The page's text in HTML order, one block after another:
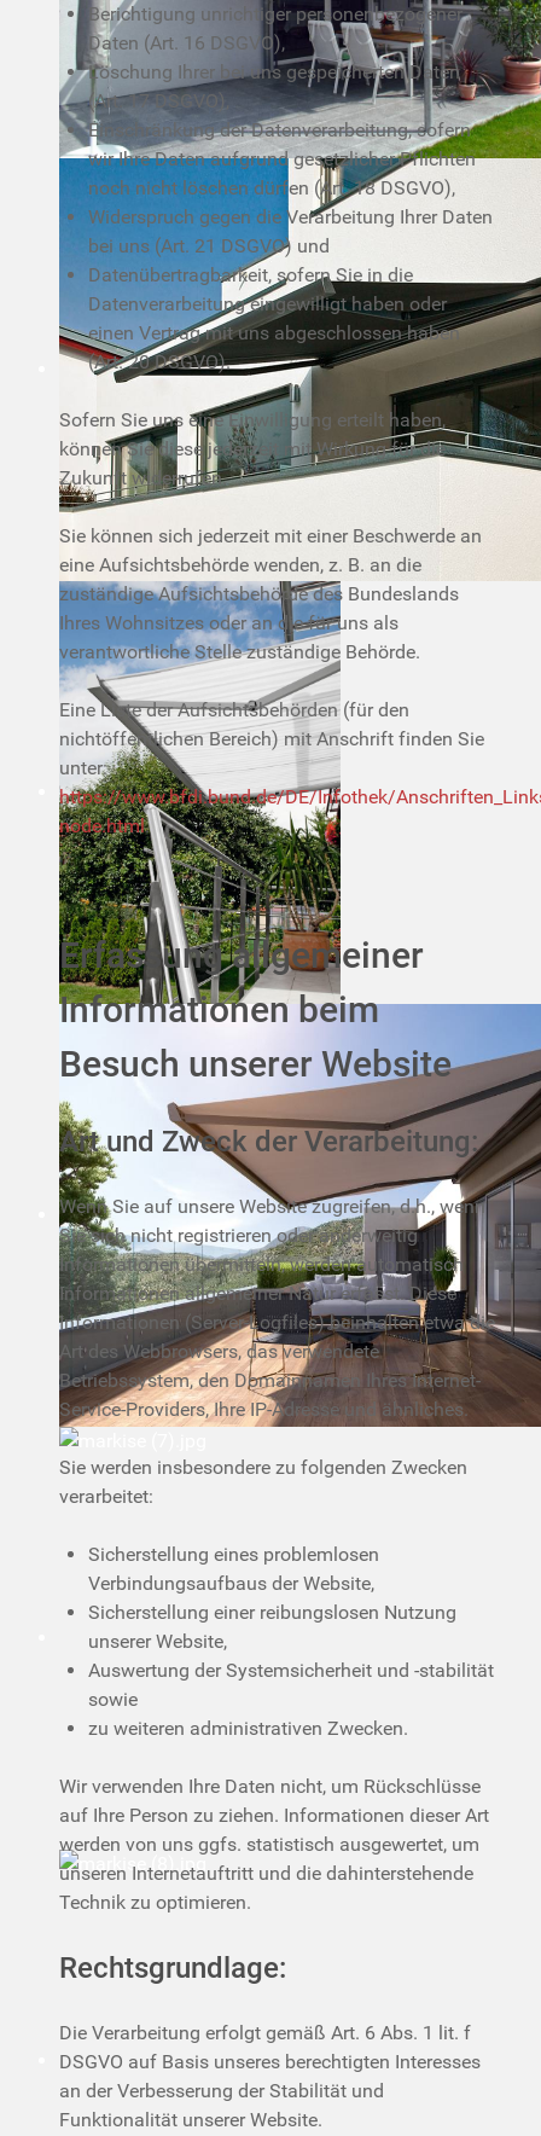
Berichtigung unrichtiger personenbezogener
Daten (Art. 16 DSGVO),
Löschung Ihrer bei uns gespeicherten Daten
(Art. 17 DSGVO),
Einschränkung der Datenverarbeitung, sofern
wir Ihre Daten aufgrund gesetzlicher Pflichten
noch nicht löschen dürfen (Art. 18 DSGVO),
Widerspruch gegen die Verarbeitung Ihrer Daten
bei uns (Art. 21 DSGVO) und
Datenübertragbarkeit, sofern Sie in die
Datenverarbeitung eingewilligt haben oder
einen Vertrag mit uns abgeschlossen haben
(Art. 20 DSGVO).
Sofern Sie uns eine Einwilligung erteilt haben,
können Sie diese jederzeit mit Wirkung für die
Zukunft widerrufen.
Sie können sich jederzeit mit einer Beschwerde an
eine Aufsichtsbehörde wenden, z. B. an die
zuständige Aufsichtsbehörde des Bundeslands
Ihres Wohnsitzes oder an die für uns als
verantwortliche Stelle zuständige Behörde.
Eine Liste der Aufsichtsbehörden (für den
nichtöffentlichen Bereich) mit Anschrift finden Sie
unter:
https://www.bfdi.bund.de/DE/Infothek/
node.html.
Erfassung allgemeiner
Informationen beim
Besuch unserer Website
Art und Zweck der Verarbeitung:
Wenn Sie auf unsere Website zugreifen, d.h., wenn
Sie sich nicht registrieren oder anderweitig
Informationen übermitteln, werden automatisch
Informationen allgemeiner Natur erfasst. Diese
Informationen (Server-Logfiles) beinhalten etwa die
Art des Webbrowsers, das verwendete
Betriebssystem, den Domainnamen Ihres Internet-
Service-Providers, Ihre IP-Adresse und ähnliches.
Sie werden insbesondere zu folgenden Zwecken
verarbeitet:
Sicherstellung eines problemlosen
Verbindungsaufbaus der Website,
Sicherstellung einer reibungslosen Nutzung
unserer Website,
Auswertung der Systemsicherheit und -stabilität
sowie
zu weiteren administrativen Zwecken.
Wir verwenden Ihre Daten nicht, um Rückschlüsse
auf Ihre Person zu ziehen. Informationen dieser Art
werden von uns ggfs. statistisch ausgewertet, um
unseren Internetauftritt und die dahinterstehende
Technik zu optimieren.
Rechtsgrundlage:
Die Verarbeitung erfolgt gemäß Art. 6 Abs. 1 lit. f
DSGVO auf Basis unseres berechtigten Interesses
an der Verbesserung der Stabilität und
Funktionalität unserer Website.